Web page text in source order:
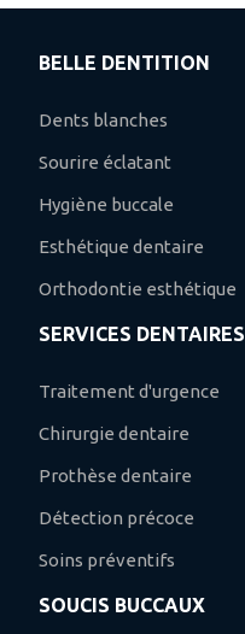
BELLE DENTITION
Dents blanches
Sourire éclatant
Hygiène buccale
Esthétique dentaire
Orthodontie esthétique
SERVICES DENTAIRES
Traitement d'urgence
Chirurgie dentaire
Prothèse dentaire
Détection précoce
Soins préventifs
SOUCIS BUCCAUX